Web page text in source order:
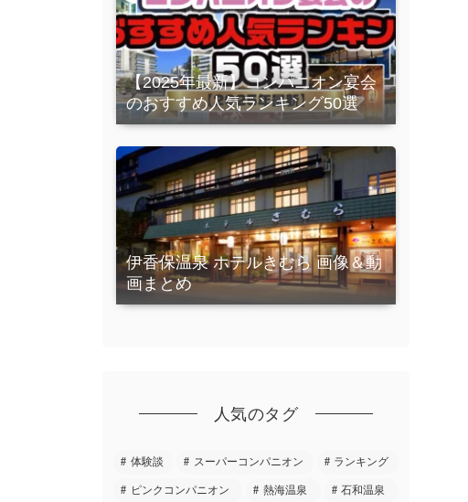
【2025年最新】コンパニオン宴会
のおすすめ人気ランキング50選
伊香保温泉 ホテルきむら 画像＆動
画まとめ
人気のタグ
体験談 スーパーコンパニオン ランキング
ピンクコンパニオン 熱海温泉 石和温泉